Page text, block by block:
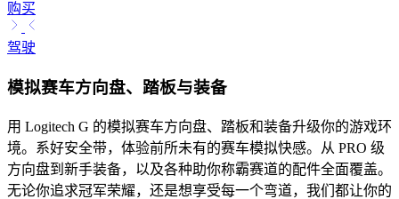
购买
驾驶
模拟赛车方向盘、踏板与装备
用 Logi​tech G 的模拟赛车方向盘、踏板和装备升级你的游戏环
境。系好安全带，体验前所未有的赛车模拟快感。从 PRO 级
方向盘到新手装备，以及各种助你称霸赛道的配件全面覆盖。
无论你追求冠军荣耀，还是想享受每一个弯道，我们都让你的